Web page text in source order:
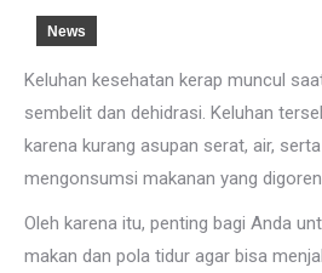
News
Keluhan kesehatan kerap muncul
sembelit dan dehidrasi. Keluhan
karena kurang asupan serat, air,
mengonsumsi makanan yang
Oleh karena itu, penting bagi Anda
makan dan pola tidur agar bisa